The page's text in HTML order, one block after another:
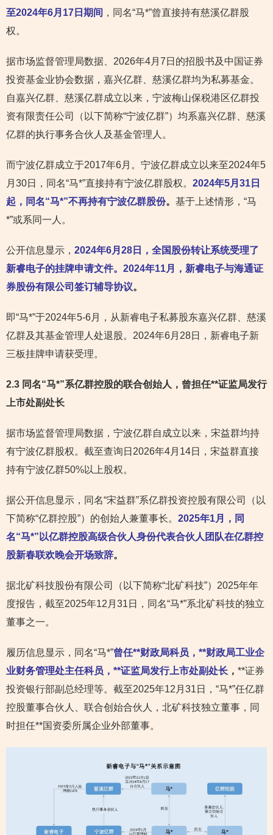
至2024年6月17日期间 ，同名“马*”曾直接持有慈溪亿群股
权。
据市场监督管理局数据、2026年4月7日的招股书及中国证券
投资基金业协会数据，嘉兴亿群、慈溪亿群均为私募基金。
自嘉兴亿群、慈溪亿群成立以来，宁波梅山保税港区亿群投
资有限责任公司（以下简称“宁波亿群”）均系嘉兴亿群、慈溪
亿群的执行事务合伙人及基金管理人。
而宁波亿群成立于2017年6月。宁波亿群成立以来至2024年5
月30日，同名“马*”直接持有宁波亿群股权。 2024年5月31日
起，同名“马*”不再持有宁波亿群股份。 基于上述情形，“马
*”或系同一人。
公开信息显示， 2024年6月28日，全国股份转让系统受理了
新睿电子的挂牌申请文件。2024年11月，新睿电子与海通证
券股份有限公司签订辅导协议。
即“马*”于2024年5-6月，从新睿电子私募股东嘉兴亿群、慈溪
亿群及其基金管理人处退股。2024年6月28日，新睿电子新
三板挂牌申请获受理。
2.3 同名“马*”系亿群控股的联合创始人，曾担任**证监局发行
上市处副处长
据市场监督管理局数据，宁波亿群自成立以来，宋益群均持
有宁波亿群股权。截至查询日2026年4月14日，宋益群直接
持有宁波亿群50%以上股权。
据公开信息显示，同名“宋益群”系亿群投资控股有限公司（以
下简称“亿群控股”）的创始人兼董事长。 2025年1月，同
名“马*”以亿群控股高级合伙人身份代表合伙人团队在亿群控
股新春联欢晚会开场致辞。
据北矿科技股份有限公司（以下简称“北矿科技”）2025年年
度报告，截至2025年12月31日，同名“马*”系北矿科技的独立
董事之一。
履历信息显示，同名“马*”曾任**财政局科员，**财政局工业企
业财务管理处主任科员，**证监局发行上市处副处长 ， **证券
投资银行部副总经理等。截至2025年12月31日，“马*”任亿群
控股董事合伙人、联合创始合伙人，北矿科技独立董事，同
时担任**国资委所属企业外部董事。